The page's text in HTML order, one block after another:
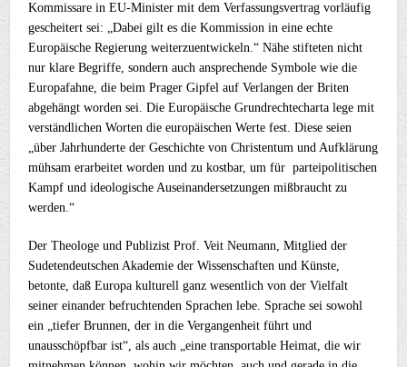
Kommissare in EU-Minister mit dem Verfassungsvertrag vorläufig
gescheitert sei: „Dabei gilt es die Kommission in eine echte
Europäische Regierung weiterzuentwickeln.“ Nähe stifteten nicht
nur klare Begriffe, sondern auch ansprechende Symbole wie die
Europafahne, die beim Prager Gipfel auf Verlangen der Briten
abgehängt worden sei. Die Europäische Grundrechtecharta lege mit
verständlichen Worten die europäischen Werte fest. Diese seien
„über Jahrhunderte der Geschichte von Christentum und Aufklärung
mühsam erarbeitet worden und zu kostbar, um für parteipolitischen
Kampf und ideologische Auseinandersetzungen mißbraucht zu
werden.“
Der Theologe und Publizist Prof. Veit Neumann, Mitglied der
Sudetendeutschen Akademie der Wissenschaften und Künste,
betonte, daß Europa kulturell ganz wesentlich von der Vielfalt
seiner einander befruchtenden Sprachen lebe. Sprache sei sowohl
ein „tiefer Brunnen, der in die Vergangenheit führt und
unausschöpfbar ist“, als auch „eine transportable Heimat, die wir